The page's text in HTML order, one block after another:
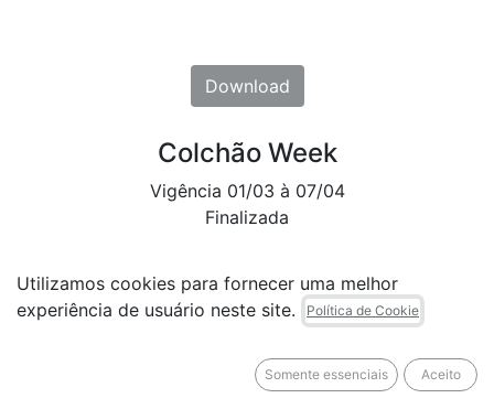
​​Downl​​oad
Colchão Week
Vigência 01/03 à 07/04
Finalizada
Utilizamos cookies para fornecer uma melhor
experiência de usuário neste site.
Política de Cookie
Somente essenciais Aceito